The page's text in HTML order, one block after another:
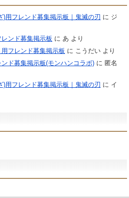
)用フレンド募集掲示板｜鬼滅の刃 に ジ
レンド募集掲示板 に あ より
用フレンド募集掲示板 に こうだいより
ンド募集掲示板(モンハンコラボ)に 匿名
)用フレンド募集掲示板｜鬼滅の刃 に イ